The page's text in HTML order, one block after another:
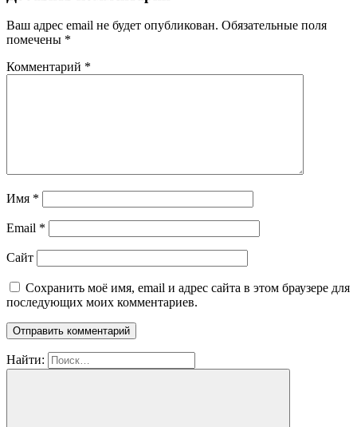
Ваш адрес email не будет опубликован. Обязательные поля
помечены *
Комментарий *
Имя *
Email *
Сайт
Сохранить моё имя, email и адрес сайта в этом браузере для
последующих моих комментариев.
Найти: